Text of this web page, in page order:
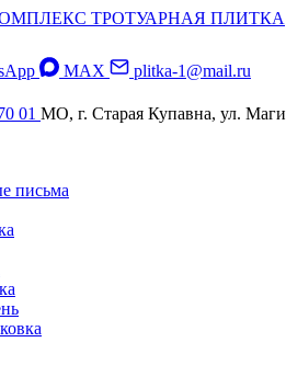
ТРОТУАРНАЯ ПЛИТКА
MAX plitka-1@mail.ru
01 МО, г. Старая Купавна, ул.
письма